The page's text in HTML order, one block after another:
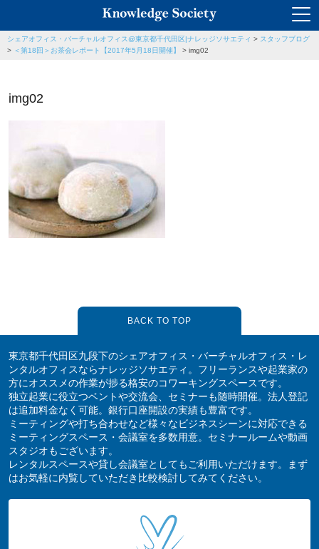
シェアオフィス・バーチャルオフィス@東京都千代田区|ナレッジソサエティ > スタッフブログ
> ＜第18回＞お茶会レポート【2017年5月18日開催】 > img02
img02
BACK TO TOP
東京都千代田区九段下のシェアオフィス・バーチャルオフィス・レ
ンタルオフィスならナレッジソサエティ。フリーランスや起業家の
方にオススメの作業が捗る格安のコワーキングスペースです。
独立起業に役立つベントや交流会、セミナーも随時開催。法人登記
は追加料金なく可能。銀行口座開設の実績も豊富です。
ミーティングや打ち合わせなど様々なビジネスシーンに対応できる
ミーティングスペース・会議室を多数用意。セミナールームや動画
スタジオもございます。
レンタルスペースや貸し会議室としてもご利用いただけます。まず
はお気軽に内覧していただき比較検討してみてください。